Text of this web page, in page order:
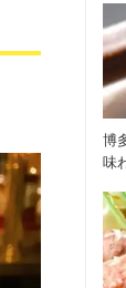
博
味